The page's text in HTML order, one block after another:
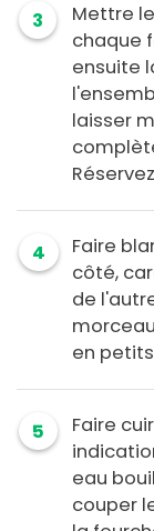
3
Mettre
chaque
ensuite
laisser
4
Faire
côté,
de
en
5
Faire
eau
couper